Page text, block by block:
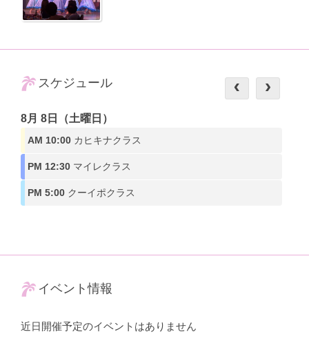
スケジュール
8月 8日（土曜日）
AM 10:00 カヒキナクラス
PM 12:30 マイレクラス
PM 5:00 クーイポクラス
イベント情報
近日開催予定のイベントはありません